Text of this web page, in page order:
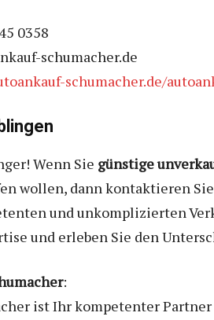
0358
schumacher.de
schumacher.de/
Wenn Sie günstige
wollen, dann kontaktieren Sie
und unkomplizierten
und erleben Sie den
:
ist Ihr kompetenter